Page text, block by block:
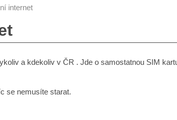
internet
a kdekoliv v ČR . Jde o samostatnou SIM
se nemusíte starat.